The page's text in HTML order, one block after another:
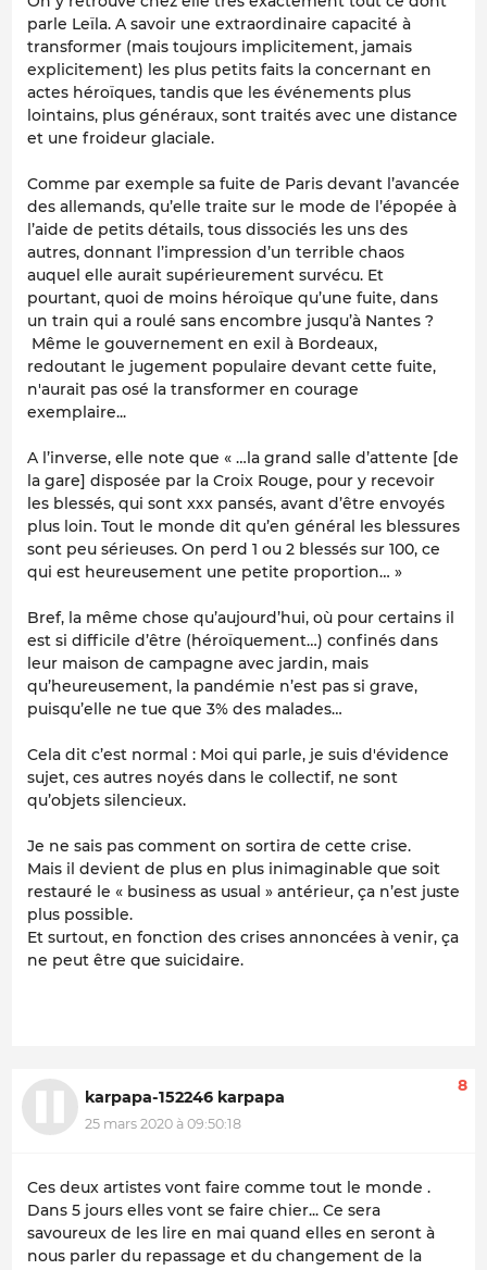
parle Leïla. A savoir une extraordinaire capacité à
transformer (mais toujours implicitement, jamais
explicitement) les plus petits faits la concernant en
actes héroïques, tandis que les événements plus
lointains, plus généraux, sont traités avec une distance
et une froideur glaciale.
Comme par exemple sa fuite de Paris devant l’avancée
des allemands, qu’elle traite sur le mode de l’épopée à
l’aide de petits détails, tous dissociés les uns des
autres, donnant l’impression d’un terrible chaos
auquel elle aurait supérieurement survécu. Et
pourtant, quoi de moins héroïque qu’une fuite, dans
un train qui a roulé sans encombre jusqu’à Nantes ?
Même le gouvernement en exil à Bordeaux,
redoutant le jugement populaire devant cette fuite,
n'aurait pas osé la transformer en courage
exemplaire...
A l’inverse, elle note que « …la grand salle d’attente [de
la gare] disposée par la Croix Rouge, pour y recevoir
les blessés, qui sont xxx pansés, avant d’être envoyés
plus loin. Tout le monde dit qu’en général les blessures
sont peu sérieuses. On perd 1 ou 2 blessés sur 100, ce
qui est heureusement une petite proportion… »
Bref, la même chose qu’aujourd’hui, où pour certains il
est si difficile d’être (héroïquement…) confinés dans
leur maison de campagne avec jardin, mais
qu’heureusement, la pandémie n’est pas si grave,
puisqu’elle ne tue que 3% des malades…
Cela dit c’est normal : Moi qui parle, je suis d'évidence
sujet, ces autres noyés dans le collectif, ne sont
qu’objets silencieux.
Je ne sais pas comment on sortira de cette crise.
Mais il devient de plus en plus inimaginable que soit
restauré le « business as usual » antérieur, ça n’est juste
plus possible.
Et surtout, en fonction des crises annoncées à venir, ça
ne peut être que suicidaire.
karpapa-152246 karpapa
25 mars 2020 à 09:50:18
8
Ces deux artistes vont faire comme tout le monde .
Dans 5 jours elles vont se faire chier... Ce sera
savoureux de les lire en mai quand elles en seront à
nous parler du repassage et du changement de la